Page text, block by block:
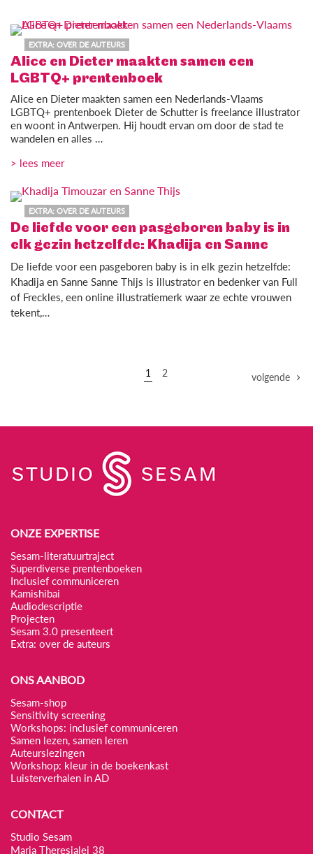
EXTRA: OVER DE AUTEURS
Alice en Dieter maakten samen een
LGBTQ+ prentenboek
Alice en Dieter maakten samen een Nederlands-Vlaams
LGBTQ+ prentenboek Dieter de Schutter is freelance illustrator
en woont in Antwerpen. Hij houdt ervan om door de stad te
wandelen en alles …
> lees meer
EXTRA: OVER DE AUTEURS
De liefde voor een pasgeboren baby is in
elk gezin hetzelfde: Khadija en Sanne
De liefde voor een pasgeboren baby is in elk gezin hetzelfde:
Khadija en Sanne Sanne Thijs is illustrator en bedenker van Full
of Freckles, een online illustratiemerk waar ze echte vrouwen
tekent,…
1 2 volgende
ONZE EXPERTISE
Sesam-literatuurtraject
Superdiverse prentenboeken
Inclusief communiceren
Kamishibai
Audiodescriptie
Projecten
Sesam 3.0 presenteert
Extra: over de auteurs
ONS AANBOD
Sesam-shop
Sensitivity screening
Workshops: inclusief communiceren
Samen lezen, samen leren
Auteurslezingen
Workshop: kleur in de boekenkast
Luisterverhalen in AD
CONTACT
Studio Sesam
Maria Theresialei 38